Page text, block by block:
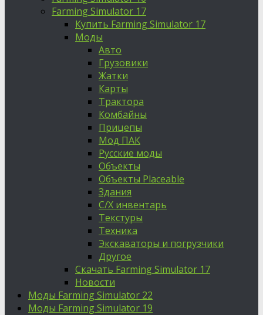
Farming Simulator 17
Купить Farming Simulator 17
Моды
Авто
Грузовики
Жатки
Карты
Трактора
Комбайны
Прицепы
Мод ПАК
Русские моды
Объекты
Объекты Placeable
Здания
С/Х инвентарь
Текстуры
Техника
Экскаваторы и погрузчики
Другое
Скачать Farming Simulator 17
Новости
Моды Farming Simulator 22
Моды Farming Simulator 19